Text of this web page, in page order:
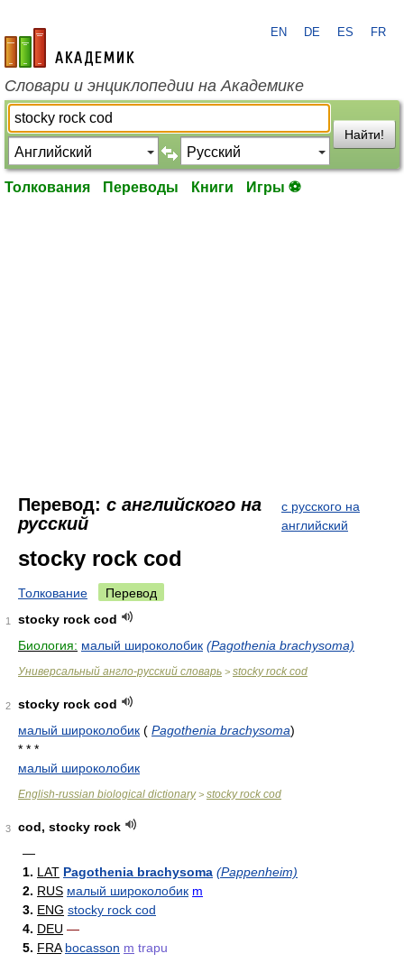
academic.ru
EN DE ES FR
Словари и энциклопедии на Академике
Найти!
Толкования Переводы Книги Игры ⚽
Перевод: с английского на
русский
с русского на
английский
stocky rock cod
Толкование Перевод
1
stocky rock cod
Биология: малый широколобик (Pagothenia brachysoma)
Универсальный англо-русский словарь > stocky rock cod
2
stocky rock cod
малый широколобик ( Pagothenia brachysoma)
* * *
малый широколобик
English-russian biological dictionary> stocky rock cod
3
cod, stocky rock
—
1. LAT Pagothenia brachysoma (Pappenheim)
2. RUS малый широколобик m
3. ENG stocky rock cod
4. DEU —
5. FRA bocasson m trapu